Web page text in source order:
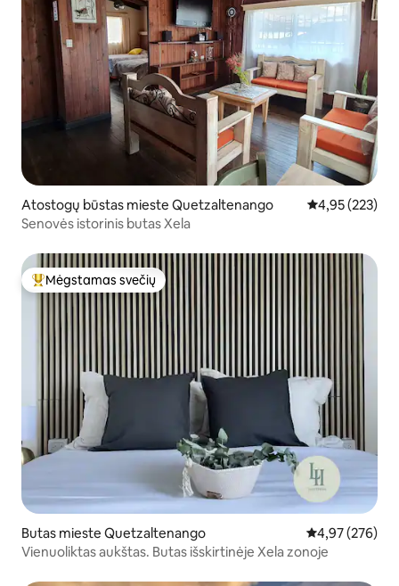
Atostogų būstas mieste Quetzaltenango Vidutinis
4,95 (223)
Senovės istorinis butas Xela
Svečių mėgstamiausias
Mėgstamas svečių
Butas mieste Quetzaltenango Vidutinis
4,97 (276)
Vienuoliktas aukštas. Butas išskirtinėje Xela zonoje